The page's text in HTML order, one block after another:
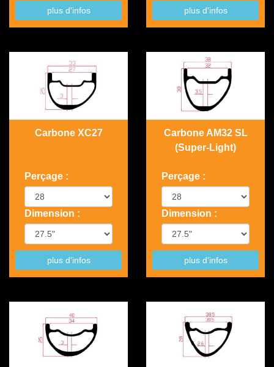
plus d'infos plus d'infos
Carbone XC27
Perçage :
Dimension :
plus d'infos
Carbone AM32 SL
(Super-Light)
Perçage :
Dimension :
plus d'infos